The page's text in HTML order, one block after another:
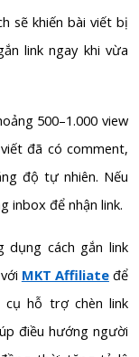
sẽ khiến bài viết bị
link ngay khi vừa
500–1.000 view
đã có comment,
độ tự nhiên. Nếu
inbox để nhận link.
cách gắn link
MKT Affiliateđể
cụ hỗ trợ chèn link
điều hướng người